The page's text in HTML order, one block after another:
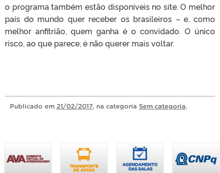
o programa também estão disponíveis no site. O melhor
país do mundo quer receber os brasileiros – e, como
melhor anfitrião, quem ganha é o convidado. O único
risco, ao que parece, é não querer mais voltar.
Publicado em 21/02/2017, na categoria Sem categoria.